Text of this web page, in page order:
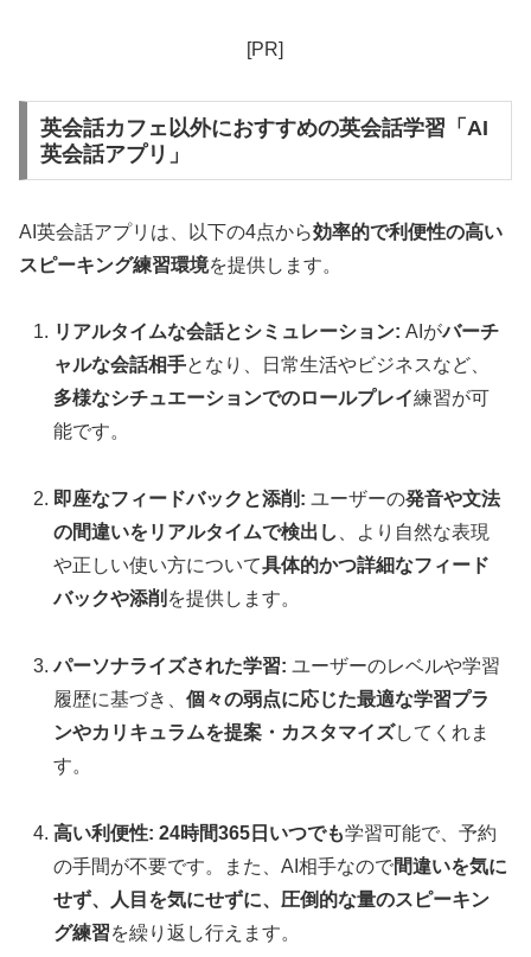
[PR]
英会話カフェ以外におすすめの英会話学習「AI
英会話アプリ」
AI英会話アプリは、以下の4点から効率的で利便性の高い
スピーキング練習環境を提供します。
リアルタイムな会話とシミュレーション: AIがバーチ
ャルな会話相手となり、日常生活やビジネスなど、
多様なシチュエーションでのロールプレイ練習が可
能です。
即座なフィードバックと添削: ユーザーの発音や文法
の間違いをリアルタイムで検出し
、より自然な表現
や正しい使い方について具体的かつ詳細なフィード
バックや添削 を提供します。
パーソナライズされた学習: ユーザーのレベルや学習
履歴に基づき、個々の弱点に応じた最適な学習プラ
ンやカリキュラムを提案・カスタマイズしてくれま
す。
高い利便性: 24時間365日いつでも学習可能で、予約
の手間が不要です。また、AI相手なので間違いを気に
せず、人目を気にせずに、圧倒的な量のスピーキン
グ練習を繰り返し行えます。